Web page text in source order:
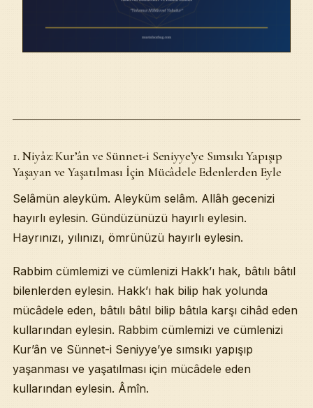
1. Niyâz: Kur’ân ve Sünnet-i Seniyye’ye Sımsıkı Yapışıp
Yaşayan ve Yaşatılması İçin Mücâdele Edenlerden Eyle
Selâmün aleyküm. Aleyküm selâm. Allâh gecenizi
hayırlı eylesin. Gündüzünüzü hayırlı eylesin.
Hayrınızı, yılınızı, ömrünüzü hayırlı eylesin.
Rabbim cümlemizi ve cümlenizi Hakk’ı hak, bâtılı bâtıl
bilenlerden eylesin. Hakk’ı hak bilip hak yolunda
mücâdele eden, bâtılı bâtıl bilip bâtıla karşı cihâd eden
kullarından eylesin. Rabbim cümlemizi ve cümlenizi
Kur’ân ve Sünnet-i Seniyye’ye sımsıkı yapışıp
yaşanması ve yaşatılması için mücâdele eden
kullarından eylesin. Âmîn.